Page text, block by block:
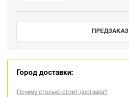
ПРЕДЗАКАЗ
Город доставки:
Почему столько стоит доставка?